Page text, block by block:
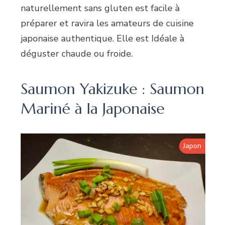
naturellement sans gluten est facile à
préparer et ravira les amateurs de cuisine
japonaise authentique. Elle est Idéale à
déguster chaude ou froide.
Saumon Yakizuke : Saumon
Mariné à la Japonaise
Japon